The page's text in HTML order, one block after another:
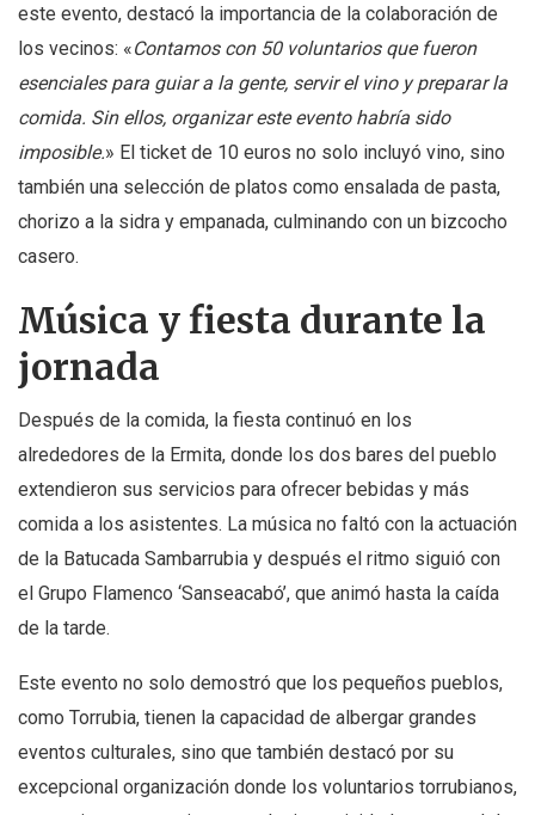
este evento, destacó la importancia de la colaboración de
los vecinos: «Contamos con 50 voluntarios que fueron
esenciales para guiar a la gente, servir el vino y preparar la
comida. Sin ellos, organizar este evento habría sido
imposible.» El ticket de 10 euros no solo incluyó vino, sino
también una selección de platos como ensalada de pasta,
chorizo a la sidra y empanada, culminando con un bizcocho
casero.
Música y fiesta durante la
jornada
Después de la comida, la fiesta continuó en los
alrededores de la Ermita, donde los dos bares del pueblo
extendieron sus servicios para ofrecer bebidas y más
comida a los asistentes. La música no faltó con la actuación
de la Batucada Sambarrubia y después el ritmo siguió con
el Grupo Flamenco ‘Sanseacabó’, que animó hasta la caída
de la tarde.
Este evento no solo demostró que los pequeños pueblos,
como Torrubia, tienen la capacidad de albergar grandes
eventos culturales, sino que también destacó por su
excepcional organización donde los voluntarios torrubianos,